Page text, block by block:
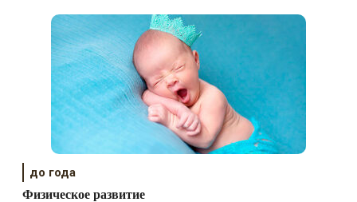
до года
Физическое развитие